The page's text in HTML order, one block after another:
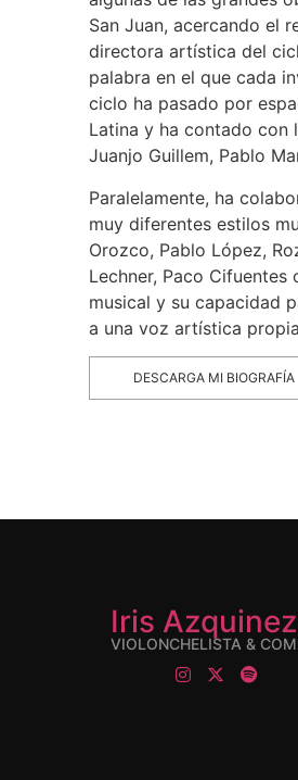
San Juan, acercando el
directora artística del
palabra en el que cada
ciclo ha pasado por
Latina y ha contado con
Juanjo Guillem, Pablo
Paralelamente, ha
muy diferentes estilos
Orozco, Pablo López,
Lechner, Paco
musical y su capacidad
a una voz artística
DESCARGA MI BIOGRAFÍA
Iris
VIOLONCHELISTA &